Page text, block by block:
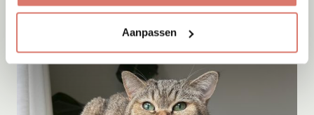
Aanpassen